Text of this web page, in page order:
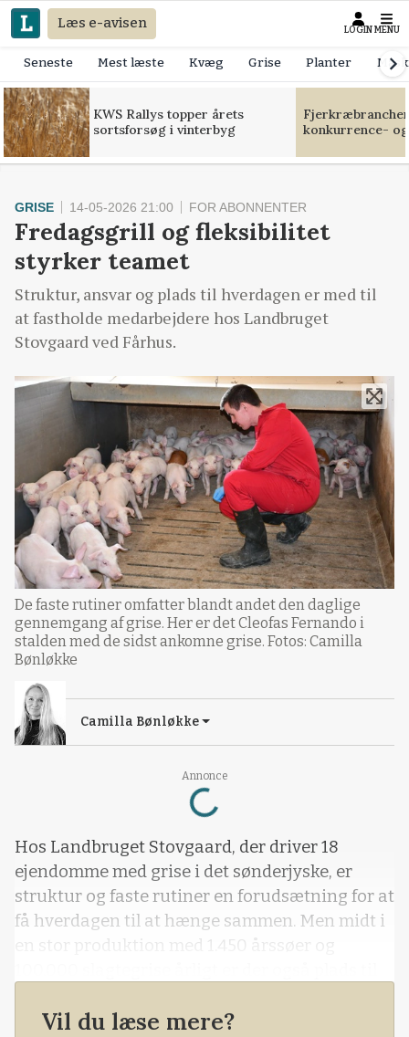
Læs e-avisen LOGIN MENU
Seneste Mest læste Kvæg Grise Planter
KWS Rallys topper årets
sortsforsøg i vinterbyg
konkurrence-
Annonce
Loading...
GRISE 14-05-2026 21:00 FOR ABONNENTER
Fredagsgrill og fleksibilitet
styrker teamet
Struktur, ansvar og plads til hverdagen er med til
at fastholde medarbejdere hos Landbruget
Stovgaard ved Fårhus.
De faste rutiner omfatter blandt andet den daglige
gennemgang af grise. Her er det Cleofas Fernando i
stalden med de sidst ankomne grise. Fotos: Camilla
Bønløkke
Camilla Bønløkke
Hos Landbruget Stovgaard, der driver 18
ejendomme med grise i det sønderjyske, er
struktur og faste rutiner en forudsætning for at
få hverdagen til at hænge sammen. Men midt i
en stor produktion med 1.450 årssøer og
Vil du læse mere?